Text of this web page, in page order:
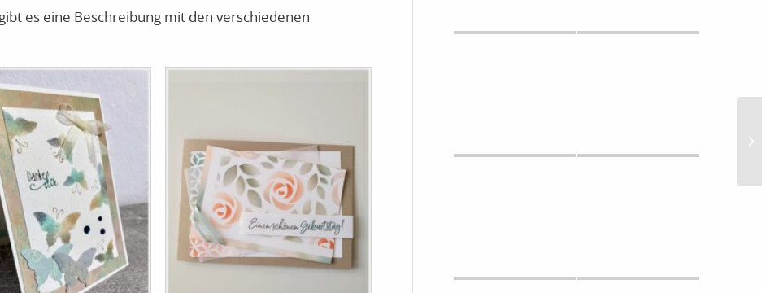
es eine Beschreibung mit den verschiedenen